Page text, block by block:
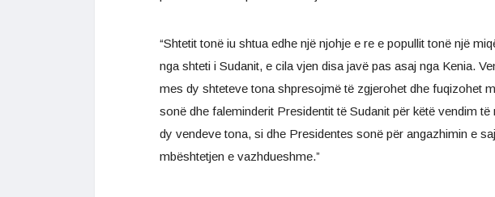
“Shtetit tonë iu shtua edhe një njohje e re e popullit tonë një
nga shteti i Sudanit, e cila vjen disa javë pas asaj nga Kenia.
mes dy shteteve tona shpresojmë të zgjerohet dhe fuqizohet
sonë dhe faleminderit Presidentit të Sudanit për këtë vendim
dy vendeve tona, si dhe Presidentes sonë për angazhimin e
mbështetjen e vazhdueshme.”